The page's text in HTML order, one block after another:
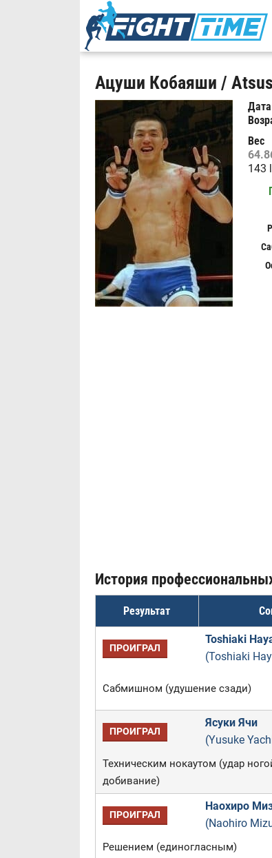
Ацуши Кобаяши /
Вес
143
История
Результат
ПРОИГРАЛ
Toshiaki
(Toshiaki
Сабмишном (удушение сзади)
ПРОИГРАЛ
Ясуки Ячи
(Yusuke
Техническим нокаутом (удар
добивание)
ПРОИГРАЛ
Наохиро
(Naohiro
Решением (единогласным)